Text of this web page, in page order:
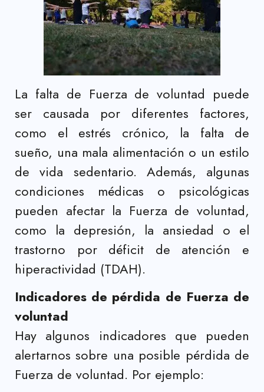
La falta de Fuerza de voluntad puede
ser causada por diferentes factores,
como el estrés crónico, la falta de
sueño, una mala alimentación o un estilo
de vida sedentario. Además, algunas
condiciones médicas o psicológicas
pueden afectar la Fuerza de voluntad,
como la depresión, la ansiedad o el
trastorno por déficit de atención e
hiperactividad (TDAH).
Indicadores de pérdida de Fuerza de
voluntad
Hay algunos indicadores que pueden
alertarnos sobre una posible pérdida de
Fuerza de voluntad. Por ejemplo: